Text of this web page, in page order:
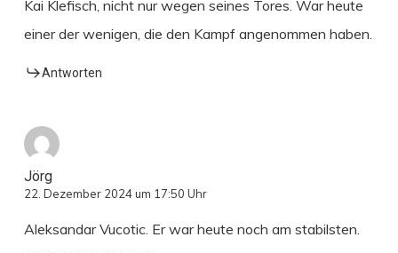
Kai Klefisch, nicht nur wegen seines Tores. War heute
einer der wenigen, die den Kampf angenommen haben.
Antworten
Jörg
22. Dezember 2024 um 17:50 Uhr
Aleksandar Vucotic. Er war heute noch am stabilsten.